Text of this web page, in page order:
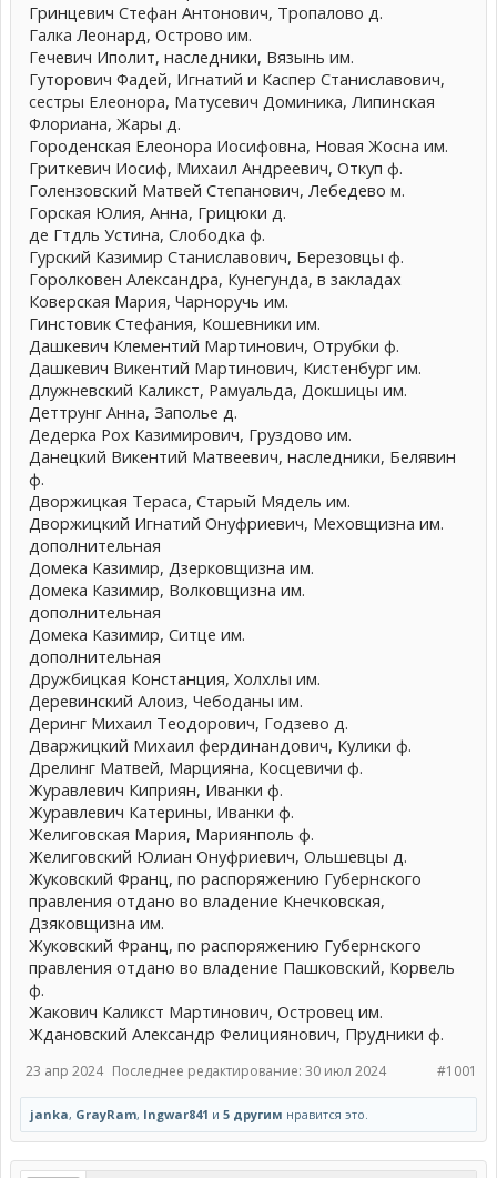
Гринцевич Стефан Антонович, Тропалово д.
Галка Леонард, Острово им.
Гечевич Иполит, наследники, Вязынь им.
Гуторович Фадей, Игнатий и Каспер Станиславович,
сестры Елеонора, Матусевич Доминика, Липинская
Флориана, Жары д.
Городенская Елеонора Иосифовна, Новая Жосна им.
Гриткевич Иосиф, Михаил Андреевич, Откуп ф.
Голензовский Матвей Степанович, Лебедево м.
Горская Юлия, Анна, Грицюки д.
де Гтдль Устина, Слободка ф.
Гурский Казимир Станиславович, Березовцы ф.
Горолковен Александра, Кунегунда, в закладах
Коверcкая Мария, Чарноручь им.
Гинстовик Стефания, Кошевники им.
Дашкевич Клементий Мартинович, Отрубки ф.
Дашкевич Викентий Мартинович, Кистенбург им.
Длужневский Каликст, Рамуальда, Докшицы им.
Деттрунг Анна, Заполье д.
Дедерка Рох Казимирович, Груздово им.
Данецкий Викентий Матвеевич, наследники, Белявин
ф.
Дворжицкая Тераса, Старый Мядель им.
Дворжицкий Игнатий Онуфриевич, Меховщизна им.
дополнительная
Домека Казимир, Дзерковщизна им.
Домека Казимир, Волковщизна им.
дополнительная
Домека Казимир, Ситце им.
дополнительная
Дружбицкая Констанция, Холхлы им.
Деревинский Алоиз, Чебоданы им.
Деринг Михаил Теодорович, Годзево д.
Дваржицкий Михаил фердинандович, Кулики ф.
Дрелинг Матвей, Марцияна, Косцевичи ф.
Журавлевич Киприян, Иванки ф.
Журавлевич Катерины, Иванки ф.
Желиговская Мария, Мариянполь ф.
Желиговский Юлиан Онуфриевич, Ольшевцы д.
Жуковский Франц, по распоряжению Губернского
правления отдано во владение Кнечковская,
Дзяковщизна им.
Жуковский Франц, по распоряжению Губернского
правления отдано во владение Пашковский, Корвель
ф.
Жакович Каликст Мартинович, Островец им.
Ждановский Александр Фелициянович, Прудники ф.
#1001
23 апр 2024 Последнее редактирование: 30 июл 2024
janka, GrayRam, Ingwar841 и 5 другим нравится это.